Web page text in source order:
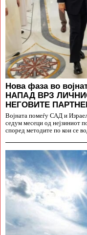
Нова фаза во
НАПАД ВРЗ
НЕГОВИТЕ
Војната помеѓу САД и
седум месеци од нејзиниот
според методите по кои се